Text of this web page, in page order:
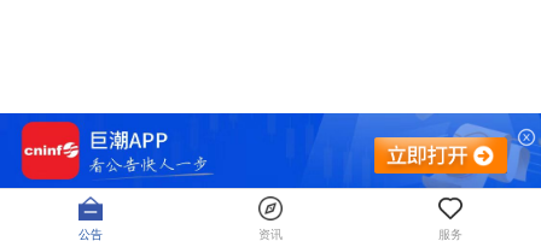
公告 资讯 服务